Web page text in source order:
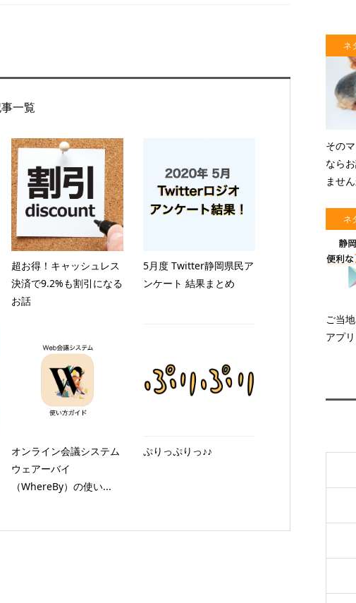
一覧
超お得！キャッシュレス
決済で9.2%も割引になる
お話
5月度 Twitter静岡県民ア
ンケート 結果まとめ
オンライン会議システム
ウェアーバイ
（WhereBy）の使い...
ぷりっぷりっ♪♪
ネ
その
なら
ませ
ネ
ご当
アプ